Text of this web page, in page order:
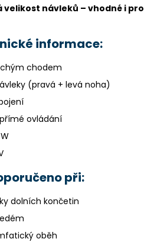
návleků – vhodné i pro
informace:
chodem
(pravá + levá noha)
ovládání
při:
dolních končetin
oběh